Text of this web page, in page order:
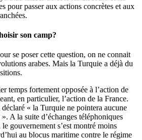
pour passer aux actions concrètes et aux
son camp?
se poser cette question, on ne connait
arabes. Mais la Turquie a déjà du
temps fortement opposée à l’action de
en particulier, l’action de la France.
« la Turquie ne pointera aucune
A la suite d’échanges téléphoniques
gouvernement s’est montré moins
au blocus maritime contre le régime